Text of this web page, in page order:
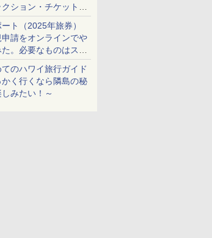
ション・チケット手
前に必要な準備は？
ト（2025年旅券）
請をオンラインでや
。必要なものはスマ
ナカードのみ
てのハワイ旅行ガイド
かく行くなら隣島の秘
みたい！～